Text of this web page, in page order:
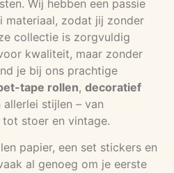
Wij hebben een passie
materiaal, zodat jij zonder
collectie is zorgvuldig
kwaliteit, maar zonder
je bij ons prachtige
tape rollen, decoratief
allerlei stijlen – van
stoer en vintage.
papier, een set stickers en
al genoeg om je eerste